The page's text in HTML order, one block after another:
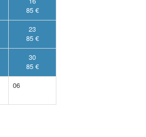
85 €
23
85 €
30
85 €
06